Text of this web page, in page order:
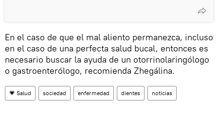
En el caso de que el mal aliento permanezca, incluso
en el caso de una perfecta salud bucal, entonces es
necesario buscar la ayuda de un otorrinolaringólogo
o gastroenterólogo, recomienda Zhegálina.
💗 Salud sociedad enfermedad dientes noticias